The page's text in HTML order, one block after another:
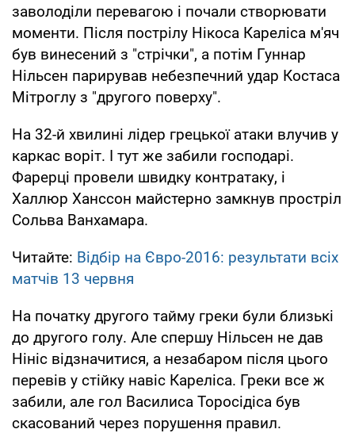
заволоділи перевагою і почали створювати
моменти. Після пострілу Нікоса Кареліса м'яч
був винесений з "стрічки", а потім Гуннар
Нільсен парирував небезпечний удар Костаса
Мітроглу з "другого поверху".
На 32-й хвилині лідер грецької атаки влучив у
каркас воріт. І тут же забили господарі.
Фарерці провели швидку контратаку, і
Халлюр Ханссон майстерно замкнув простріл
Сольва Ванхамара.
Читайте: Відбір на Євро-2016: результати всіх
матчів 13 червня
На початку другого тайму греки були близькі
до другого голу. Але спершу Нільсен не дав
Нініс відзначитися, а незабаром після цього
перевів у стійку навіс Кареліса. Греки все ж
забили, але гол Василиса Торосідіса був
скасований через порушення правил.